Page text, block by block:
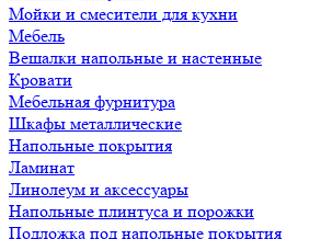
Мойки и смесители для кухни
Мебель
Вешалки напольные и настенные
Кровати
Мебельная фурнитура
Шкафы металлические
Напольные покрытия
Ламинат
Линолеум и аксессуары
Напольные плинтуса и порожки
Подложка под напольные покрытия